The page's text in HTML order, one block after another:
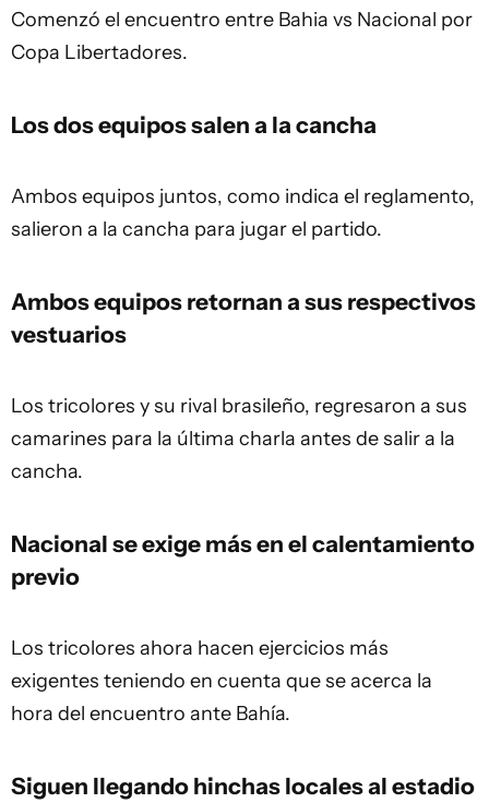
Comenzó el encuentro entre Bahia vs Nacional por
Copa Libertadores.
Los dos equipos salen a la cancha
Ambos equipos juntos, como indica el reglamento,
salieron a la cancha para jugar el partido.
Ambos equipos retornan a sus respectivos
vestuarios
Los tricolores y su rival brasileño, regresaron a sus
camarines para la última charla antes de salir a la
cancha.
Nacional se exige más en el calentamiento
previo
Los tricolores ahora hacen ejercicios más
exigentes teniendo en cuenta que se acerca la
hora del encuentro ante Bahía.
Siguen llegando hinchas locales al estadio